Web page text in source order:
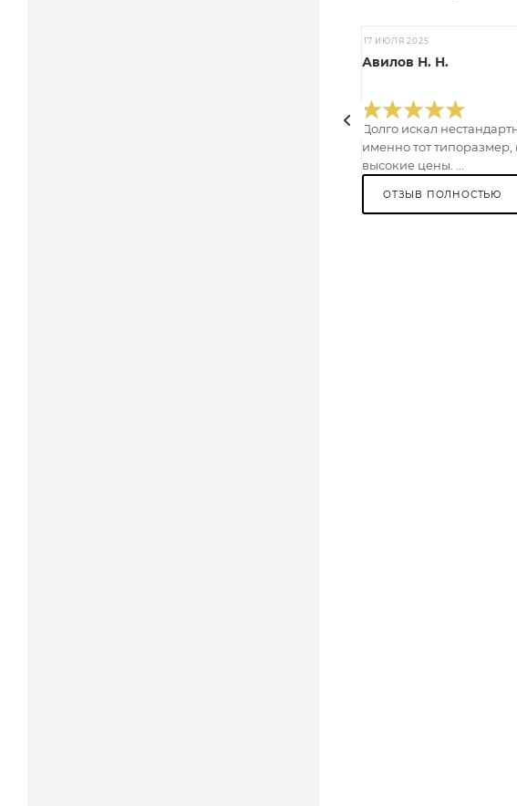
17 ИЮЛЯ 2025
Авилов Н. Н.
Долго искал
именно тот
высокие цены. ...
ОТЗЫВ ПОЛНОСТЬЮ